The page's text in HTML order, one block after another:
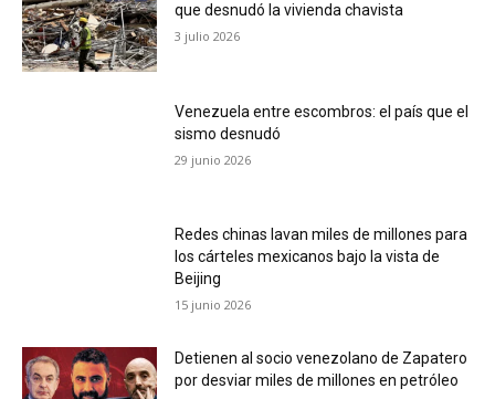
que desnudó la vivienda chavista
3 julio 2026
Venezuela entre escombros: el país que el
sismo desnudó
29 junio 2026
Redes chinas lavan miles de millones para
los cárteles mexicanos bajo la vista de
Beijing
15 junio 2026
Detienen al socio venezolano de Zapatero
por desviar miles de millones en petróleo